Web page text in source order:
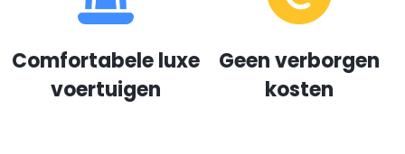
Comfortabele luxe
voertuigen
Geen verborgen
kosten